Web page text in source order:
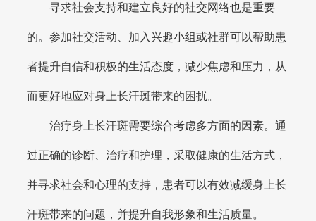
寻求社会支持和建立良好的社交网络也是重要
的。参加社交活动、加入兴趣小组或社群可以帮助患
者提升自信和积极的生活态度，减少焦虑和压力，从
而更好地应对身上长汗斑带来的困扰。
治疗身上长汗斑需要综合考虑多方面的因素。通
过正确的诊断、治疗和护理，采取健康的生活方式，
并寻求社会和心理的支持，患者可以有效减缓身上长
汗斑带来的问题，并提升自我形象和生活质量。